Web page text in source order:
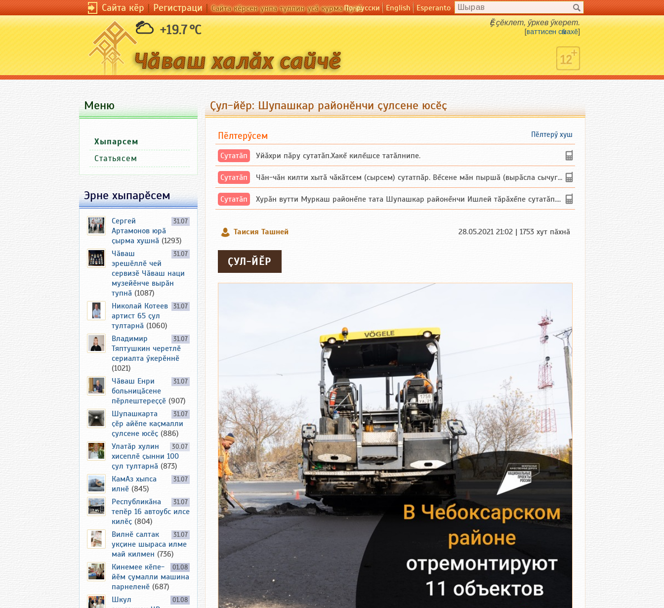
Сайта кӗр|Регистраци|Сайта кӗрсен унпа туллин усӑ курма пулӗПо-русски English Esperanto
+19.7 °C Ӗҫ ҫӗклет, ӳркев ӳкерет.
[ваттисен сӑмахӗ]
Ҫул-йӗр: Шупашкар районӗнчи ҫулсене юсӗҫ
Пӗлтерӳ хуш
Пӗлтерӳсем
Сутатӑп Уйăхри пăру сутатăп.Хакĕ килĕшсе татăлнипе.
Сутатӑп Чăн-чăн килти хытă чăкăтсем (сырсем) сутатпăр. Вĕсене мăн пыршă (вырăсла сычуг) ...
Сутатӑп Хурăн вутти Муркаш районĕпе тата Шупашкар районĕнчи Ишлей тăрăхĕпе сутатăп. Ха...
Таисия Ташней 28.05.2021 21:02 | 1753 хут пӑхнӑ
ҪУЛ-ЙӖР
Меню
Хыпарсем
Статьясем
Эрне хыпарӗсем
31.07
Сергей
Артамонов юрӑ
ҫырма хушнӑ (1293)
31.07
Чӑваш
эрешӗллӗ чей
сервизӗ Чӑваш наци
музейӗнче вырӑн
тупнӑ (1087)
31.07
Николай Котеев
артист 65 ҫул
тултарнӑ (1060)
31.07
Владимир
Тяптушкин черетлӗ
сериалта ӳкерӗннӗ
(1021)
31.07
Чӑваш Енри
больницӑсене
пӗрлештереҫҫӗ (907)
31.07
Шупашкарта
ҫӗр айӗпе каҫмалли
ҫулсене юсӗҫ (886)
30.07
Улатӑр хулин
хисеплӗ ҫынни 100
ҫул тултарнӑ (873)
31.07
КамАз хыпса
илнӗ (845)
31.07
Республикӑна
тепӗр 16 автоубс илсе
килӗҫ (804)
31.07
Вилнӗ салтак
укҫине шыраса илме
май килмен (736)
01.08
Кинемее кӗпе-
йӗм ҫумалли машина
парнеленӗ (687)
01.08
Шкул